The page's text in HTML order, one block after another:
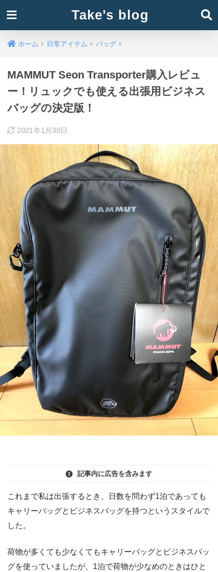
Take's blog
ホーム 日常アイテム バッグ
MAMMUT Seon Transporter購入レビュ
ー！リュックでも使える出張用ビジネス
バッグの決定版！
2021年1月30日
記事内に広告を含みます
これまで私は出張するとき、日数を問わず1泊であっても
キャリーバッグとビジネスバッグを持つというスタイルで
した。
荷物が多くても少なくてもキャリーバッグとビジネスバッ
グを使っていましたが、1泊で荷物が少なめのときはひと